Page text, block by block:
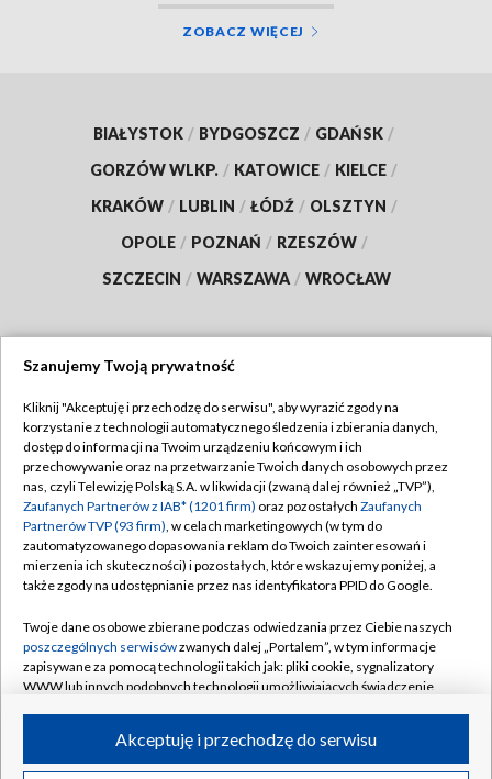
ZOBACZ WIĘCEJ
BIAŁYSTOK / BYDGOSZCZ / GDAŃSK /
GORZÓW WLKP. / KATOWICE / KIELCE /
KRAKÓW / LUBLIN / ŁÓDŹ / OLSZTYN /
OPOLE / POZNAŃ / RZESZÓW /
SZCZECIN / WARSZAWA / WROCŁAW
TVP
Abonament TVP
Emisja w TVP
Centrum informacji TVP
Naziemna Telewizja Cyfrowa
Rada Programowa
System NOS
Informacje o nadawcy
Program dla prasy
Regulamin TVP
Polityka prywatności
Moje zgody
Pomoc
Kontakt
Kanały
©2026 Telewizja Polska S.A. w likwidacji
Szanujemy Twoją prywatność
Kliknij "Akceptuję i przechodzę do serwisu", aby wyrazić zgody na
korzystanie z technologii automatycznego śledzenia i zbierania danych,
dostęp do informacji na Twoim urządzeniu końcowym i ich
przechowywanie oraz na przetwarzanie Twoich danych osobowych przez
nas, czyli Telewizję Polską S.A. w likwidacji (zwaną dalej również „TVP”),
Zaufanych Partnerów z IAB* (1201 firm) oraz pozostałych Zaufanych
Partnerów TVP (93 firm), w celach marketingowych (w tym do
zautomatyzowanego dopasowania reklam do Twoich zainteresowań i
mierzenia ich skuteczności) i pozostałych, które wskazujemy poniżej, a
także zgody na udostępnianie przez nas identyfikatora PPID do Google.
Twoje dane osobowe zbierane podczas odwiedzania przez Ciebie naszych
poszczególnych serwisówzwanych dalej „Portalem”, w tym informacje
zapisywane za pomocą technologii takich jak: pliki cookie, sygnalizatory
WWW lub innych podobnych technologii umożliwiających świadczenie
ruchu w Internecie.Akceptuję i przechodzę do serwisu